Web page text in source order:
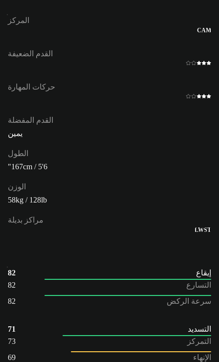
المركز
CAM
القدم الضعيفة
حركات المهارة
القدم المفضلة
يمين
الطول
167cm / 5'6"
الوزن
58kg / 128lb
مراكز بديلة
ST
LW
إيقاع
82
التسارع
82
سرعة الركض
82
التسديد
71
التمركز
73
الإنهاء
69